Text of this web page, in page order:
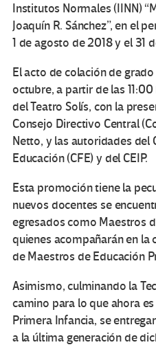
Institutos Normales (IINN)
Joaquín R. Sánchez”, en el
1 de agosto de 2018 y el 31
El acto de colación de
octubre, a partir de las
del Teatro Solís, con la
Consejo Directivo Central
Netto, y las autoridades del
Educación (CFE) y del CEIP.
Esta promoción tiene la
nuevos docentes se
egresados como Maestros
quienes acompañarán en la
de Maestros de Educación
Asimismo, culminando la
camino para lo que ahora
Primera Infancia, se
a la última generación de